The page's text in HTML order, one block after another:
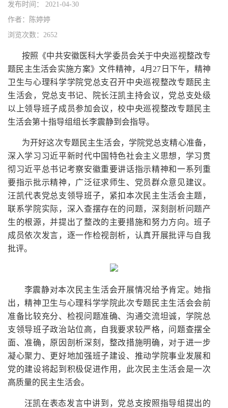
发布时间： 2021-04-30
作者：陈婷婷
浏览次数：2652
按照《中共安徽医科大学委员会关于中央巡视整改专
题民主生活会实施方案》文件精神，4月27日下午，精神
卫生与心理科学学院党总支召开中央巡视整改专题民主
生活会，党总支书记、院长汪凯主持会议，党总支处级
以上领导班子成员参加会议，校中央巡视整改专题民主
生活会第十指导组组长李震静到会指导。
为开好这次专题民主生活会，学院党总支精心准备，
深入学习习近平新时代中国特色社会主义思想，学习贯
彻习近平总书记考察安徽重要讲话指示精神和一系列重
要指示批示精神，广泛征求师生、党员群众意见建议。
汪凯代表党总支领导班子，紧扣本次民主生活会主题，
联系学院实际，深入查摆存在的问题，深刻剖析问题产
生的根源，并提出了整改的主要措施和努力方向。班子
成员依次发言，逐一作检视剖析，认真开展批评与自我
批评。
李震静对本次民主生活会开展情况给予肯定。她指
出，精神卫生与心理科学学院此次专题民主生活会会前
准备比较充分、检视问题准确、沟通交流坦诚，学院总
支领导班子政治站位高，自我要求较严格，问题查摆全
面、准确，原因剖析深刻，整改措施明确，对于进一步
凝心聚力、更好地加强班子建设、推动学院事业发展和
党的建设将起到积极促进作用，此次民主生活会是一次
高质量的民主生活会。
汪凯在表态发言中讲到，党总支按照指导组提出的